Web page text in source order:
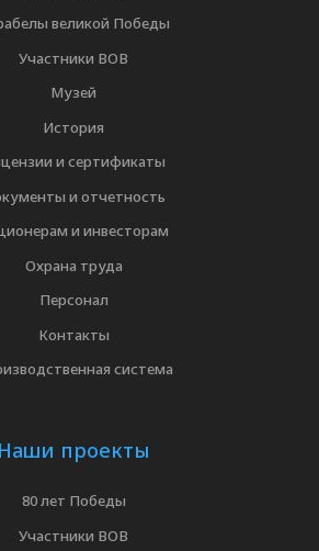
великой Победы
Участники ВОВ
Музей
История
и сертификаты
и отчетность
и инвесторам
Охрана труда
Персонал
Контакты
система
Наши проекты
80 лет Победы
Участники ВОВ